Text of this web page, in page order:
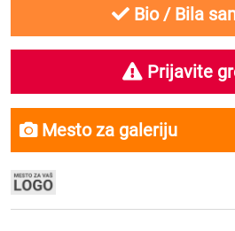
Bio / Bila
Prijavite
Mesto za galeriju